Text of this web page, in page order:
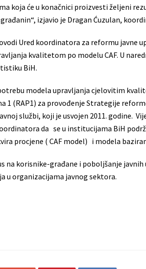
koja će u konačnici proizvesti željeni
izjavio je Dragan Ćuzulan,
Ured koordinatora za reformu javne
kvalitetom po modelu CAF. U
BiH.
modela upravljanja cjelovitim
1 (RAP1) za provođenje Strategije
službi, koji je usvojen 2011. godine.
da se u institucijama BiH
procjene ( CAF model) i modela
na korisnike-građane i poboljšanje
u organizacijama javnog sektora.